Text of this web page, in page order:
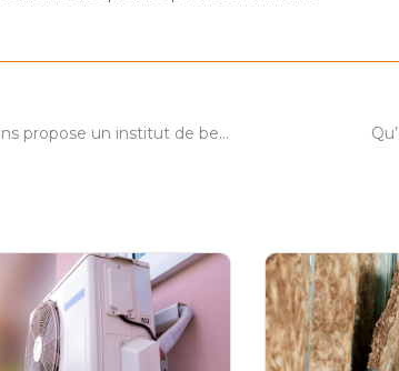
Quelles prestations propose un institut de beauté ?